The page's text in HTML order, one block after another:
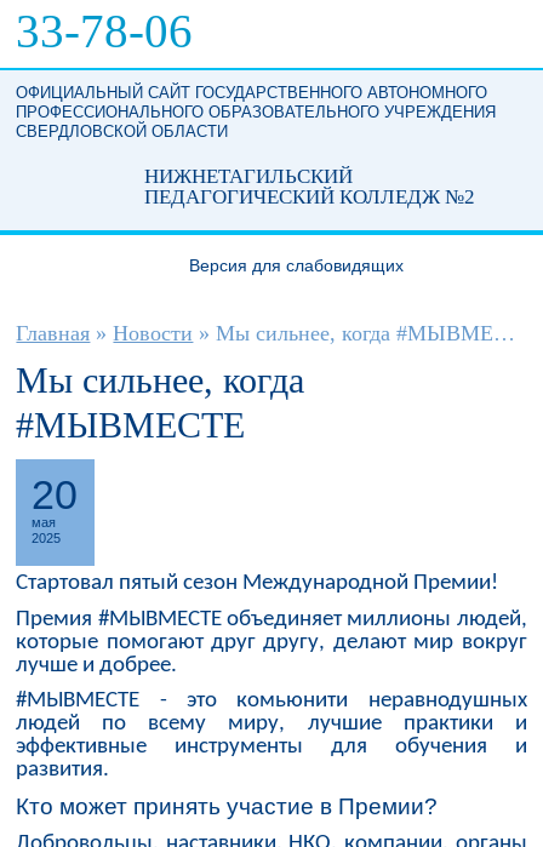
33-78-06
ОФИЦИАЛЬНЫЙ САЙТ ГОСУДАРСТВЕННОГО АВТОНОМНОГО
ПРОФЕССИОНАЛЬНОГО ОБРАЗОВАТЕЛЬНОГО УЧРЕЖДЕНИЯ
СВЕРДЛОВСКОЙ ОБЛАСТИ
НИЖНЕТАГИЛЬСКИЙ
ПЕДАГОГИЧЕСКИЙ КОЛЛЕДЖ №2
Версия для слабовидящих
Вы здесь
Главная » Новости » Мы сильнее, когда #МЫВМЕСТЕ
Мы сильнее, когда
#МЫВМЕСТЕ
20
мая
2025
Стартовал пятый сезон Международной Премии!
Премия #МЫВМЕСТЕ объединяет миллионы людей,
которые помогают друг другу, делают мир вокруг
лучше и добрее.
#МЫВМЕСТЕ - это комьюнити неравнодушных
людей по всему миру, лучшие практики и
эффективные инструменты для обучения и
развития.
Кто может принять участие в Премии?